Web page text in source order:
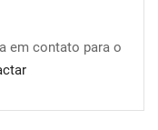
em contato para o